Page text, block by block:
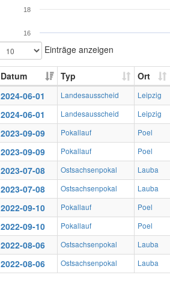
16
18
Einträge anzeigen
Datum Typ
Ort
2024-06-01
Landesausscheid Leipzig
2024-06-01 Landesausscheid Leipzig
2023-09-09 Pokallauf Poel
2023-09-09 Pokallauf Poel
2023-07-08 Ostsachsenpokal Lauba
2023-07-08 Ostsachsenpokal Lauba
2022-09-10 Pokallauf Poel
2022-09-10 Pokallauf Poel
2022-08-06 Ostsachsenpokal Lauba
2022-08-06 Ostsachsenpokal Lauba